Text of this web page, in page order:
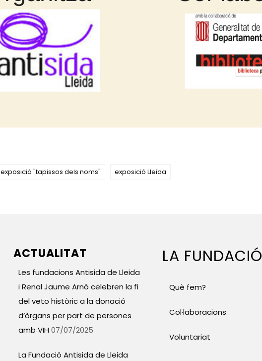
exposició "tapissos dels noms" exposició Lleida
ACTUALITAT
Les fundacions Antisida de Lleida
i Renal Jaume Arnó celebren la fi
del veto històric a la donació
d’òrgans per part de persones
amb VIH 07/07/2025
La Fundació Antisida de Lleida
LA FUNDACIÓ
Què fem?
Col·laboracions
Voluntariat